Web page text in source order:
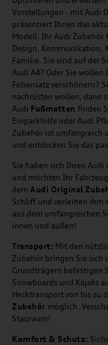
Vorstellungen - mit Audi
präsentiert Ihnen das
Modell. Ihr Audi Zubehör
Design, Kommunikation,
Familie. Sie sind auf der
Audi A4? Oder Sie wollen
Foliensatz verschönern?
nachrüsten wollen, dann
Audi Fußmatten finden
Einparkhilfe oder Audi
Zubehör ist umfangreich
und entdecken Sie das
Sie haben sich Ihren Audi
und möchten Ihr
dem Audi Original
Schliff und verleihen ihm
aus dem umfangreichen
innen und außen!
Transport: Mit den
Zubehör bringen Sie sich
Grundträgern befestigen
Snowboards und Kajaks
Hecktransport von bis zu
Zubehör möglich.
Stauraum!
Komfort & Schutz: